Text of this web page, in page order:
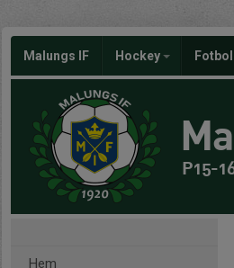
Malungs IF Hockey Fotboll
P15-
Hem